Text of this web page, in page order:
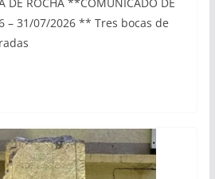
– 31/07/2026 ** Tres bocas de